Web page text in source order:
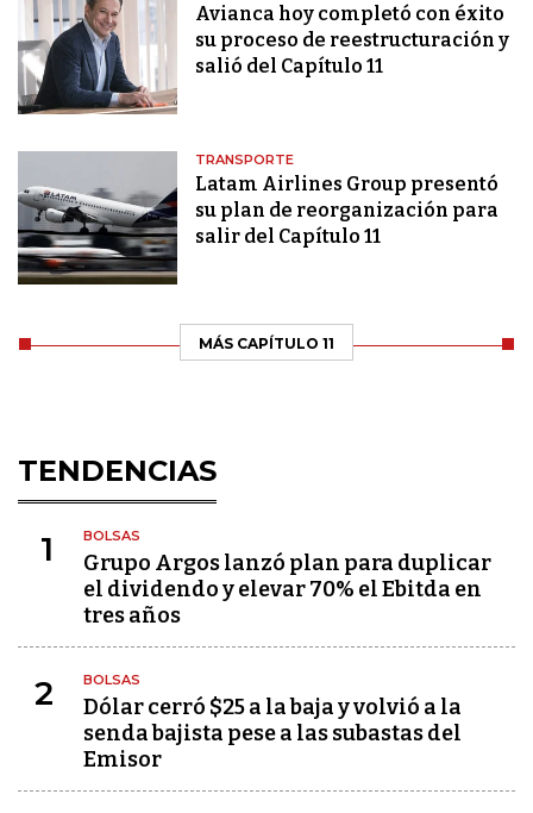
Avianca hoy completó con éxito
su proceso de reestructuración y
salió del Capítulo 11
TRANSPORTE
Latam Airlines Group presentó
su plan de reorganización para
salir del Capítulo 11
MÁS CAPÍTULO 11
TENDENCIAS
1 BOLSAS
Grupo Argos lanzó plan para duplicar
el dividendo y elevar 70% el Ebitda en
tres años
2 BOLSAS
Dólar cerró $25 a la baja y volvió a la
senda bajista pese a las subastas del
Emisor